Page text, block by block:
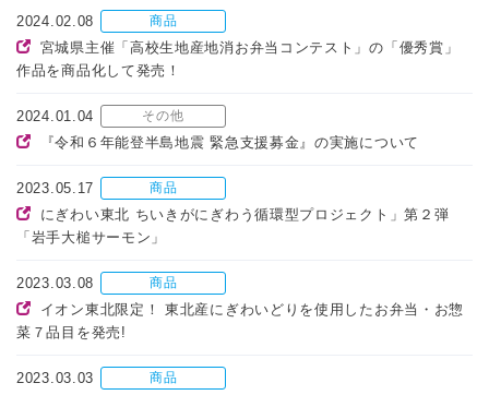
2024.02.08 商品
宮城県主催「高校生地産地消お弁当コンテスト」の「優秀賞」
作品を商品化して発売！
2024.01.04 その他
『令和６年能登半島地震 緊急支援募金』の実施について
2023.05.17 商品
にぎわい東北 ちいきがにぎわう循環型プロジェクト」第２弾
「岩手大槌サーモン」
2023.03.08 商品
イオン東北限定！ 東北産にぎわいどりを使用したお弁当・お惣
菜７品目を発売!
2023.03.03 商品